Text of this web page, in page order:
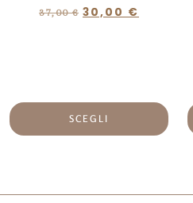
37,00€ 30,00 €
SCEGLI